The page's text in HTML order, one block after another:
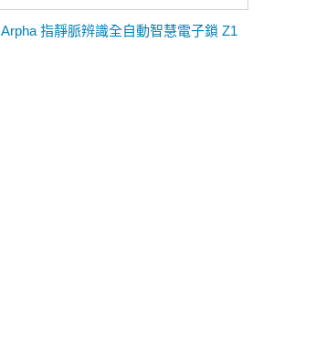
Arpha 指靜脈辨識全自動智慧電子鎖 Z1